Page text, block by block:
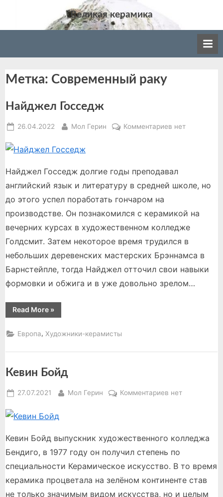
Великая керамика
Великая керамика: события мира керамики,
Метка: Современный раку
Найджел Госседж
Posted
26.04.2022 By
Мол Герин Комментариевкнет
Найджел Госседж долгие годы преподавал
английский язык и литературу в средней школе, но
до этого успел поработать гончаром на
производстве. Он познакомился с керамикой на
вечерних курсах в художественном колледже
Голдсмит. Затем некоторое время трудился в
небольших деревенских мастерских Брэннамса в
Барнстейпле, тогда Найджел отточил свои навыки
формовки и обжига и в уже довольно зрелом…
Read More“Найджел
Госседж”
»
Европа,Художники-керамисты
Кевин Бойд
Posted
27.07.2021 By
Мол Герин Комментариевкнет
Кевин Бойд выпускник художественного колледжа
Бендиго, в 1977 году он получил степень по
специальности Керамическое искусство. В то время
керамика процветала на зелёном континенте став
не только значимым видом искусства, но и целым